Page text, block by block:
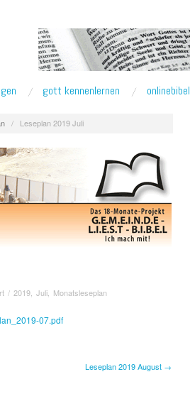
gott kennenlernen onlinebibel
/ Leseplan 2019 Juli
für
2019
/ 2019 Juli Monatsleseplan
07.pdf
Leseplan 2019 August →